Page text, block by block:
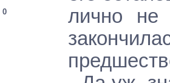
0
лично не